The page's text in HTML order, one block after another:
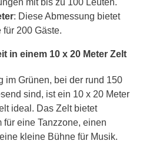
: Diese Abmessung bietet
200 Gäste.
in einem 10 x 20 Meter Zelt
im Grünen, bei der rund 150
sind, ist ein 10 x 20 Meter
ideal. Das Zelt bietet
für eine Tanzzone, einen
kleine Bühne für Musik.